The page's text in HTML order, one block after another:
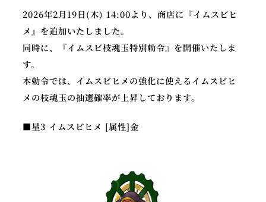
u
T
b
2026年2月19日(木) 14:00より、商店に『イムスビヒ
メ』を追加いたしました。
同時に、『イムスビ枝魂玉特別勅令』を開催いたしま
す。
本勅令では、イムスビヒメの強化に使えるイムスビヒ
メの枝魂玉の抽選確率が上昇しております。
■星3 イムスビヒメ [属性]金